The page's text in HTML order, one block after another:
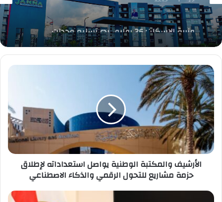
وزيرة الإسكان: 26 يوليو.. بدء تسليم وحدات
مشروع “جنة” بالمرحلة الأولى بمدينة المنصورة
الجديدة
الأرشيف
والمكتبة
الوطنية
يواصل
استعداداته
لإطلاق
حزمة
مشاريع
للتحول
الرقمي
الاصطناعي
الأرشيف والمكتبة الوطنية يواصل استعداداته لإطلاق
حزمة مشاريع للتحول الرقمي والذكاء الاصطناعي
الري